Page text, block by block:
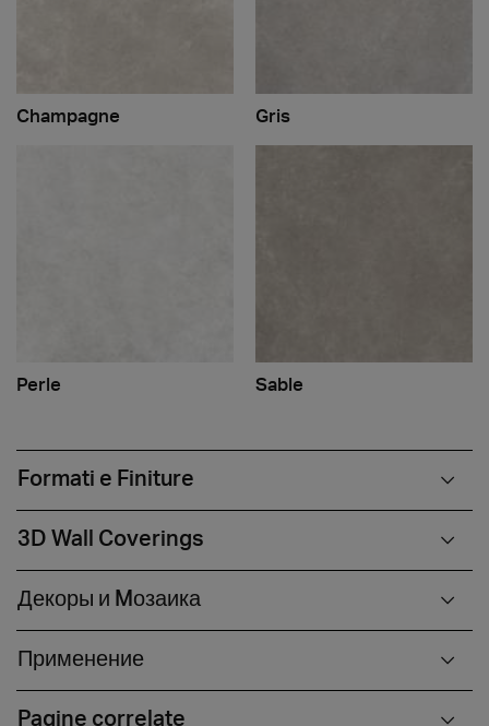
Champagne Gris
Perle Sable
Formati e Finiture
3D Wall Coverings
Декоры и Mозаика
Применение
Pagine correlate